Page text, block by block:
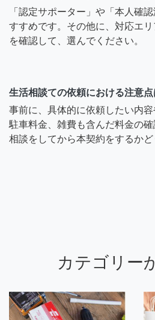
「認定サポーター」や「本人確
すすめです。その他に、対応エ
を確認して、選んでください。
生活相談ての依頼における注意点
事前に、具体的に依頼したい内
駐車料金、雑費も含んだ料金の
相談をしてから本契約をするかど
カテゴリー